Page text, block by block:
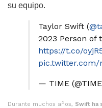
su equipo.
Taylor Swift (
2023 Person of
https://t.co/
pic.twitter.com/
— TIME
Durante muchos años, Swift ha